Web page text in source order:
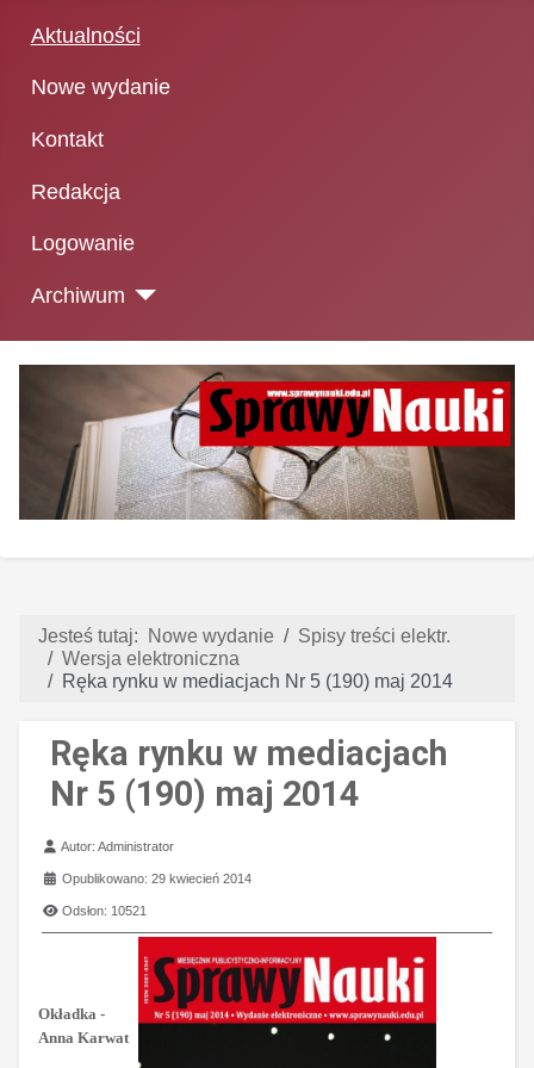
Aktualności
Nowe wydanie
Kontakt
Redakcja
Logowanie
Archiwum
Jesteś tutaj: Nowe wydanie
Spisy treści elektr.
Wersja elektroniczna
Ręka rynku w mediacjach Nr 5 (190) maj 2014
Ręka rynku w mediacjach
Nr 5 (190) maj 2014
Szczegóły
Autor:Administrator
Opublikowano: 29 kwiecień 2014
Odsłon: 10521
Okładka -
Anna Karwat